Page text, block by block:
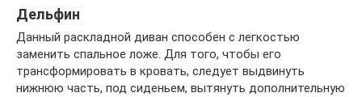
Дельфин
Данный раскладной диван способен с легкостью
заменить спальное ложе. Для того, чтобы его
трансформировать в кровать, следует выдвинуть
нижнюю часть, под сиденьем, вытянуть дополнительную